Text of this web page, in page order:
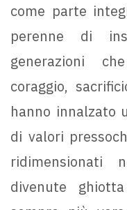
come parte
perenne di
generazioni
coraggio,
hanno innalzato
di valori
ridimensionati
divenute